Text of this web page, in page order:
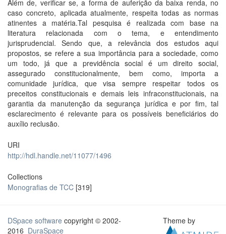
Além de, verificar se, a forma de auferição da baixa renda, no
caso concreto, aplicada atualmente, respeita todas as normas
atinentes a matéria.Tal pesquisa é realizada com base na
literatura relacionada com o tema, e entendimento
jurisprudencial. Sendo que, a relevância dos estudos aqui
propostos, se refere a sua importância para a sociedade, como
um todo, já que a previdência social é um direito social,
assegurado constitucionalmente, bem como, importa a
comunidade jurídica, que visa sempre respeitar todos os
preceitos constitucionais e demais leis infraconstitucionais, na
garantia da manutenção da segurança jurídica e por fim, tal
esclarecimento é relevante para os possíveis beneficiários do
auxílio reclusão.
URI
http://hdl.handle.net/11077/1496
Collections
Monografias de TCC [319]
DSpace software copyright © 2002-
2016 DuraSpace
Theme by